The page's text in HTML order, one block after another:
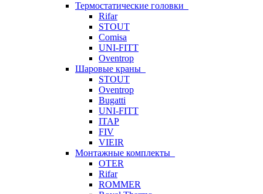
Термостатические головки
Rifar
STOUT
Comisa
UNI-FITT
Oventrop
Шаровые краны
STOUT
Oventrop
Bugatti
UNI-FITT
ITAP
FIV
VIEIR
Монтажные комплекты
OTER
Rifar
ROMMER